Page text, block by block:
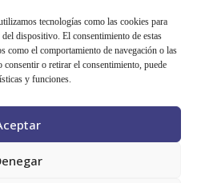
tecnologías como las cookies para
dispositivo. El consentimiento de estas
como el comportamiento de navegación o las
o retirar el consentimiento, puede
y funciones.
© · RPS 253/26